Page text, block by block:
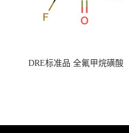
DRE标准品 全氟甲烷磺酸